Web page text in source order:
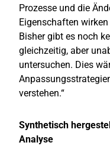
Prozesse und die
Eigenschaften
Bisher gibt es noch
gleichzeitig, aber
untersuchen. Dies
verstehen.“
Synthetisch
Analyse